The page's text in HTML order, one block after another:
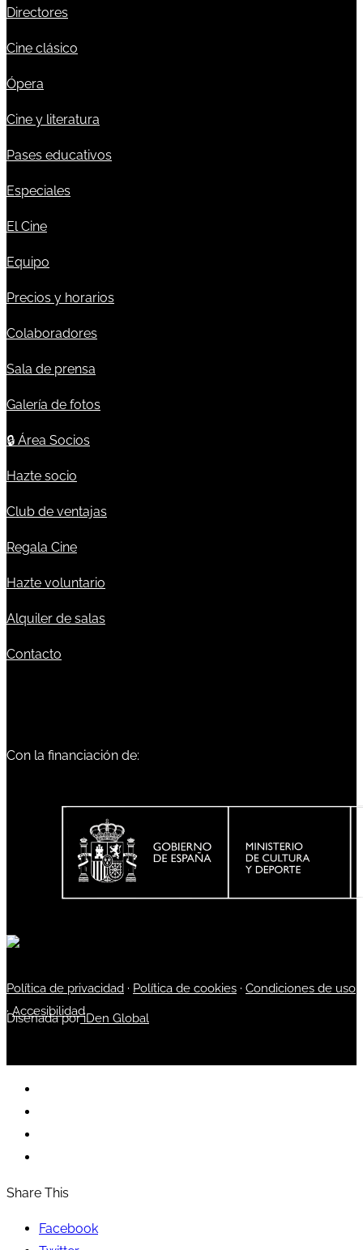
Directores
Cine clásico
Ópera
Cine y literatura
Pases educativos
Especiales
El Cine
Equipo
Precios y horarios
Colaboradores
Sala de prensa
Galería de fotos
🔒 Área Socios
Hazte socio
Club de ventajas
Regala Cine
Hazte voluntario
Alquiler de salas
Contacto
Con la financiación de:
Política de privacidad · Política de cookies · Condiciones de uso
·Accesibilidad
Diseñada poriDen Global
Share This
Facebook